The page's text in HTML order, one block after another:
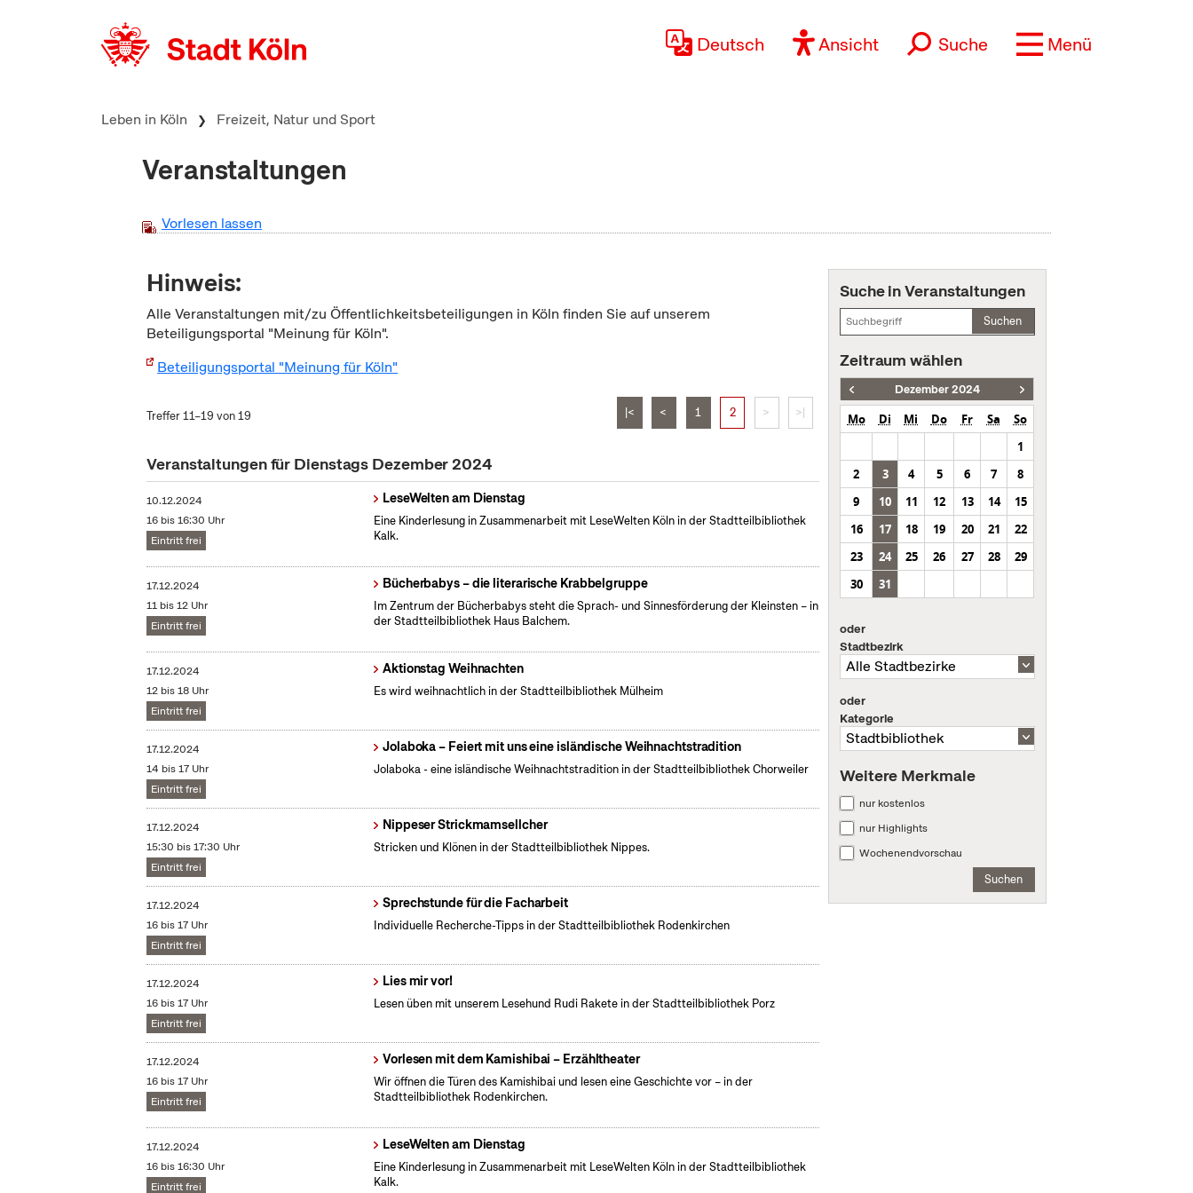
Deutsch Ansicht Suche Menü
Leben in Köln Freizeit, Natur und Sport
Veranstaltungen
Vorlesen lassen
Hinweis:
Alle Veranstaltungen mit/zu Öffentlichkeitsbeteiligungen in Köln finden Sie auf unserem
Beteiligungsportal "Meinung für Köln".
Beteiligungsportal "Meinung für Köln"
Treffer 11–19 von 19 |< < 1 2 > >|
Veranstaltungen für Dienstags Dezember 2024
10.12.2024
16 bis 16:30 Uhr
Eintritt frei
LeseWelten am Dienstag
Eine Kinderlesung in Zusammenarbeit mit LeseWelten Köln in der Stadtteilbibliothek
Kalk.
17.12.2024
11 bis 12 Uhr
Eintritt frei
Bücherbabys – die literarische Krabbelgruppe
Im Zentrum der Bücherbabys steht die Sprach- und Sinnesförderung der Kleinsten – in
der Stadtteilbibliothek Haus Balchem.
17.12.2024
12 bis 18 Uhr
Eintritt frei
Aktionstag Weihnachten
Es wird weihnachtlich in der Stadtteilbibliothek Mülheim
17.12.2024
14 bis 17 Uhr
Eintritt frei
Jolaboka – Feiert mit uns eine isländische Weihnachtstradition
Jolaboka - eine isländische Weihnachtstradition in der Stadtteilbibliothek Chorweiler
17.12.2024
15:30 bis 17:30 Uhr
Eintritt frei
Nippeser Strickmamsellcher
Stricken und Klönen in der Stadtteilbibliothek Nippes.
17.12.2024
16 bis 17 Uhr
Eintritt frei
Sprechstunde für die Facharbeit
Individuelle Recherche-Tipps in der Stadtteilbibliothek Rodenkirchen
17.12.2024
16 bis 17 Uhr
Eintritt frei
Lies mir vor!
Lesen üben mit unserem Lesehund Rudi Rakete in der Stadtteilbibliothek Porz
17.12.2024
16 bis 17 Uhr
Eintritt frei
Vorlesen mit dem Kamishibai – Erzähltheater
Wir öffnen die Türen des Kamishibai und lesen eine Geschichte vor – in der
Stadtteilbibliothek Rodenkirchen.
17.12.2024
16 bis 16:30 Uhr
Eintritt frei
LeseWelten am Dienstag
Eine Kinderlesung in Zusammenarbeit mit LeseWelten Köln in der Stadtteilbibliothek
Kalk.
Suche in Veranstaltungen
Suchen
Zeitraum wählen
Dezember 2024
Mo Di Mi Do Fr Sa
So
1
2
3 4 5 6 7
8
9
10 11 12 13 14
15
16
17 18 19 20 21
22
23
24 25 26 27 28
29
30
31
oder
Stadtbezirk
oder
Kategorie
Weitere Merkmale
nur kostenlos
nur Highlights
Wochenendvorschau
Suchen